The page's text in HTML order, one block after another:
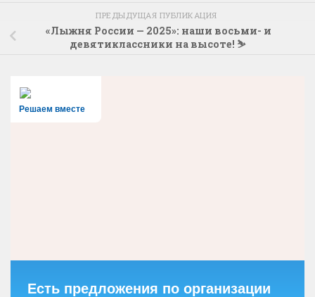
ПРЕДЫДУЩАЯ ПУБЛИКАЦИЯ
«Лыжня России — 2025»: наши восьми- и
девятиклассники на высоте! ⛷️
Решаем вместе
Есть предложения по организации